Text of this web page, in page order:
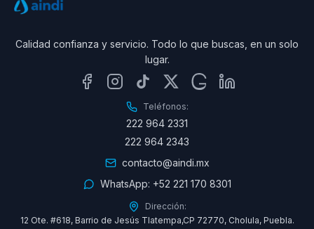
Calidad confianza y servicio. Todo lo que buscas, en un solo
lugar.
Teléfonos:
222 964 2331
222 964 2343
contacto@aindi.mx
WhatsApp: +52 221 170 8301
Dirección:
12 Ote. #618, Barrio de Jesús Tlatempa,CP 72770, Cholula, Puebla.